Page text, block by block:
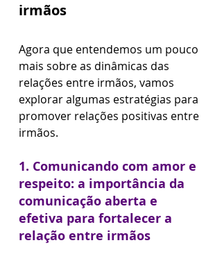
irmãos
Agora que entendemos um pouco
mais sobre as dinâmicas das
relações entre irmãos, vamos
explorar algumas estratégias para
promover relações positivas entre
irmãos.
1. Comunicando com amor e
respeito: a importância da
comunicação aberta e
efetiva para fortalecer a
relação entre irmãos